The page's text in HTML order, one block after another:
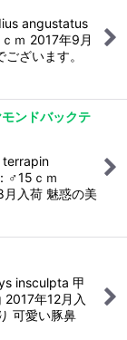
angustatus
ｍ 2017年9月
ざいます。
ンドバックテ
terrapin
♂15ｃｍ
入荷 魅惑の美
insculpta 甲
年12月入
可愛い豚鼻